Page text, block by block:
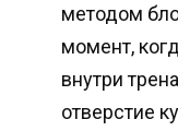
методом
момент,
внутри
отверстие